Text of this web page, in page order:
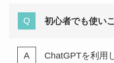
初心者でも使い
ChatGPTを利用